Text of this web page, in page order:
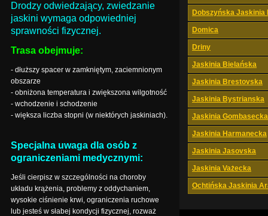
Dobszyńska Jaskinia
Domica
Driny
Jaskinia Bielańska
Jaskinia Brestovska
Jaskinia Bystrianska
Jaskinia Gombasecka
Jaskinia Harmanecka
Jaskinia Jasovska
Jaskinia Vażecka
Ochtińska Jaskinia
Drodzy odwiedzający, zwiedzanie
jaskini wymaga odpowiedniej
sprawności fizycznej.
Trasa obejmuje:
- dłuższy spacer w zamkniętym, zaciemnionym
obszarze
- obniżona temperatura i zwiększona wilgotność
- wchodzenie i schodzenie
- większa liczba stopni (w niektórych jaskiniach).
Specjalna uwaga dla osób z
ograniczeniami medycznymi:
Jeśli cierpisz w szczególności na choroby
układu krążenia, problemy z oddychaniem,
wysokie ciśnienie krwi, ograniczenia ruchowe
lub jesteś w słabej kondycji fizycznej, rozważ